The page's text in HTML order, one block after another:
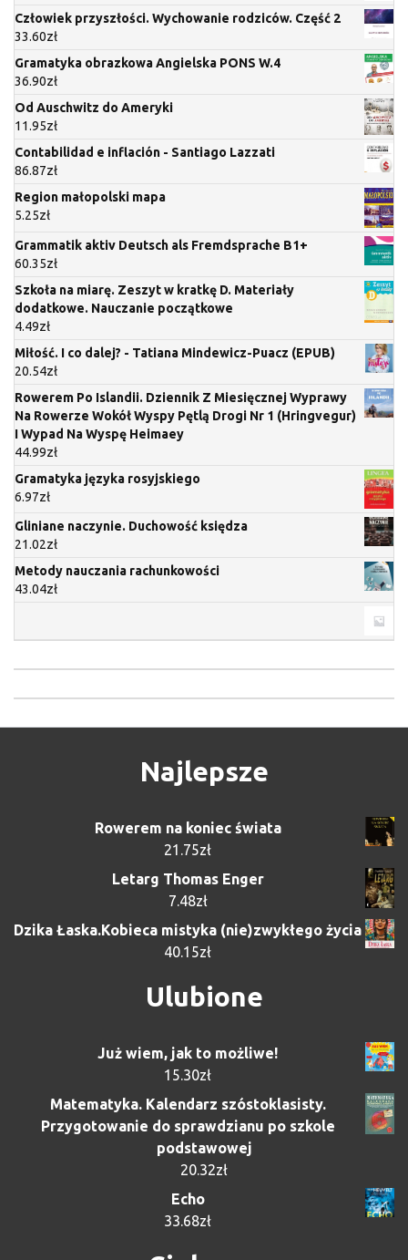
Człowiek przyszłości. Wychowanie rodziców. Część 2
33.60zł
Gramatyka obrazkowa Angielska PONS W.4
36.90zł
Od Auschwitz do Ameryki
11.95zł
Contabilidad e inflación - Santiago Lazzati
86.87zł
Region małopolski mapa
5.25zł
Grammatik aktiv Deutsch als Fremdsprache B1+
60.35zł
Szkoła na miarę. Zeszyt w kratkę D. Materiały
dodatkowe. Nauczanie początkowe
4.49zł
Miłość. I co dalej? - Tatiana Mindewicz-Puacz (EPUB)
20.54zł
Rowerem Po Islandii. Dziennik Z Miesięcznej Wyprawy
Na Rowerze Wokół Wyspy Pętlą Drogi Nr 1 (Hringvegur)
I Wypad Na Wyspę Heimaey
44.99zł
Gramatyka języka rosyjskiego
6.97zł
Gliniane naczynie. Duchowość księdza
21.02zł
Metody nauczania rachunkowości
43.04zł
Najlepsze
Rowerem na koniec świata
21.75zł
Letarg Thomas Enger
7.48zł
Dzika Łaska.Kobieca mistyka (nie)zwykłego życia
40.15zł
Ulubione
Już wiem, jak to możliwe!
15.30zł
Matematyka. Kalendarz szóstoklasisty.
Przygotowanie do sprawdzianu po szkole
podstawowej
20.32zł
Echo
33.68zł